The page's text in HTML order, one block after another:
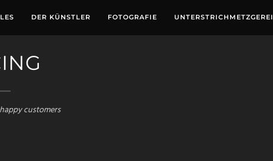
DER KÜNSTLER FOTOGRAFIE UNTERSTRICHMETZGEREI
customers